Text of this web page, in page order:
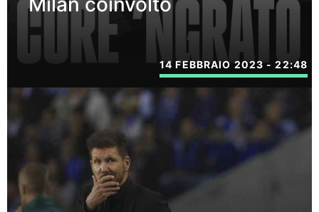
14 FEBBRAIO 2023 - 22:48